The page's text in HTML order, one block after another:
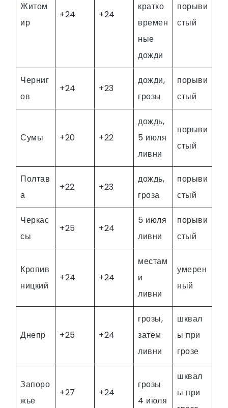
Житом
ир
+24 +24
кратко
времен
ные
дожди
порыви
стый
Черниг
ов
+24 +23
дожди,
грозы
порыви
стый
Сумы +20 +22
дождь,
5 июля
ливни
порыви
стый
Полтав
а
+22 +23
дождь,
гроза
порыви
стый
Черкас
сы
+25 +24
5 июля
ливни
порыви
стый
Кропив
ницкий
+24 +24
местам
и
ливни
умерен
ный
Днепр +25 +24
грозы,
затем
ливни
шквал
ы при
грозе
Запоро
жье
+27 +24
грозы
4 июля
шквал
ы при